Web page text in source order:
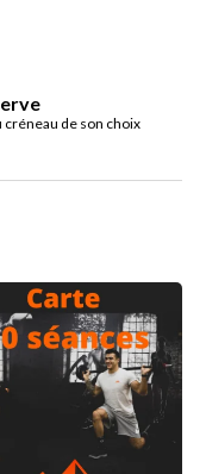
de son choix